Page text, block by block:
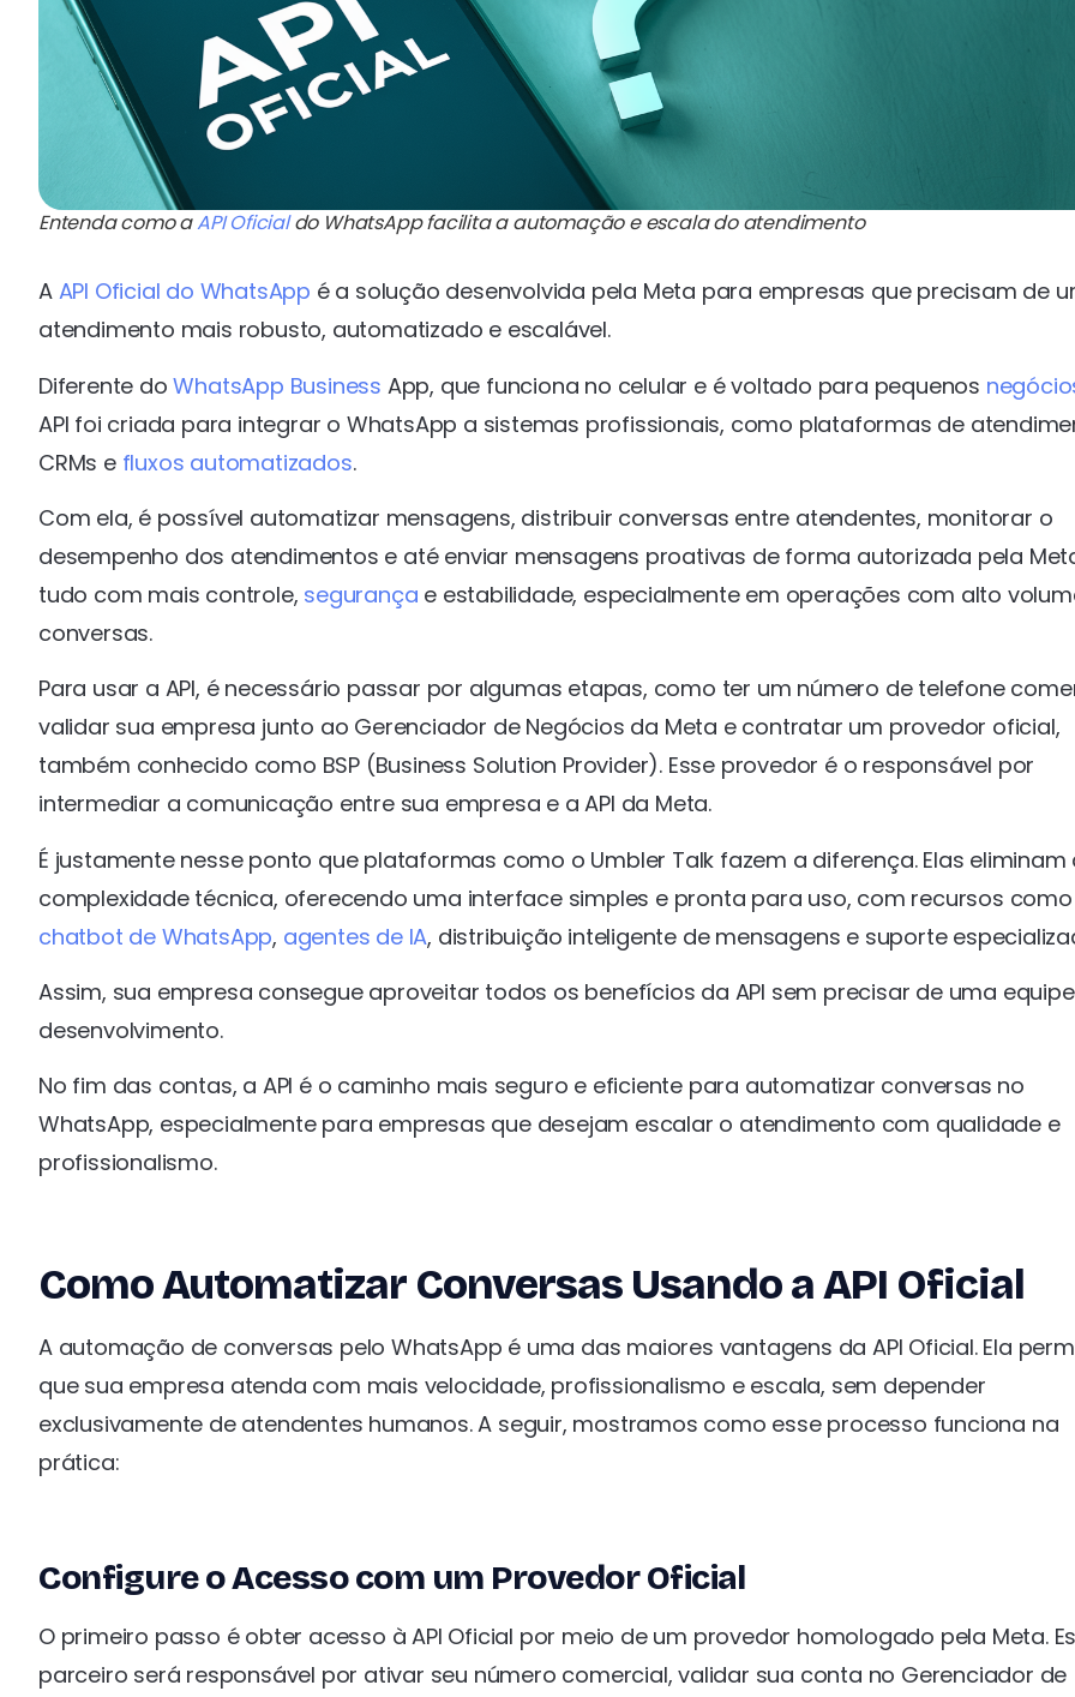
Entenda como aAPI Oficialdo WhatsApp facilita a automação e escala do atendimento
A API Oficial do WhatsApp é a solução desenvolvida pela Meta para empresas que precisam de
atendimento mais robusto, automatizado e escalável.
Diferente doWhatsApp Business App, que funciona no celular e é voltado para pequenos
API foi criada para integrar o WhatsApp a sistemas profissionais, como plataformas de
CRMs e fluxos automatizados.
Com ela, é possível automatizar mensagens, distribuir conversas entre atendentes, monitorar o
desempenho dos atendimentos e até enviar mensagens proativas de forma autorizada pela
tudo com mais controle, segurança e estabilidade, especialmente em operações com alto
conversas.
Para usar a API, é necessário passar por algumas etapas, como ter um número de telefone
validar sua empresa junto ao Gerenciador de Negócios da Meta e contratar um provedor oficial,
também conhecido como BSP (Business Solution Provider). Esse provedor é o responsável por
intermediar a comunicação entre sua empresa e a API da Meta.
É justamente nesse ponto que plataformas como o Umbler Talk fazem a diferença. Elas eliminam
complexidade técnica, oferecendo uma interface simples e pronta para uso, com recursos como
chatbot de WhatsApp, agentes de IA, distribuição inteligente de mensagens e suporte
Assim, sua empresa consegue aproveitar todos os benefícios da API sem precisar de uma
desenvolvimento.
No fim das contas, a API é o caminho mais seguro e eficiente para automatizar conversas no
WhatsApp, especialmente para empresas que desejam escalar o atendimento com qualidade e
profissionalismo.
Como Automatizar Conversas Usando a API Oficial
A automação de conversas pelo WhatsApp é uma das maiores vantagens da API Oficial. Ela
que sua empresa atenda com mais velocidade, profissionalismo e escala, sem depender
exclusivamente de atendentes humanos. A seguir, mostramos como esse processo funciona na
prática:
Configure o Acesso com um Provedor Oficial
O primeiro passo é obter acesso à API Oficial por meio de um provedor homologado pela Meta.
parceiro será responsável por ativar seu número comercial, validar sua conta no Gerenciador de